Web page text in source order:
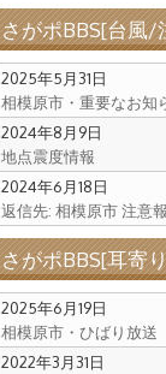
さがポBBS[台風
2025年5月31日
相模原市・重要なお知
2024年8月9日
地点震度情報
2024年6月18日
返信先: 相模原市 注意報
さがポBBS[耳寄
2025年6月19日
相模原市・ひばり放送
2022年3月31日